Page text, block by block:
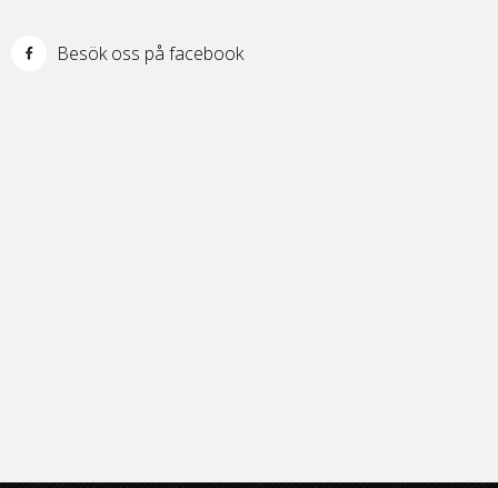
Besök oss på facebook